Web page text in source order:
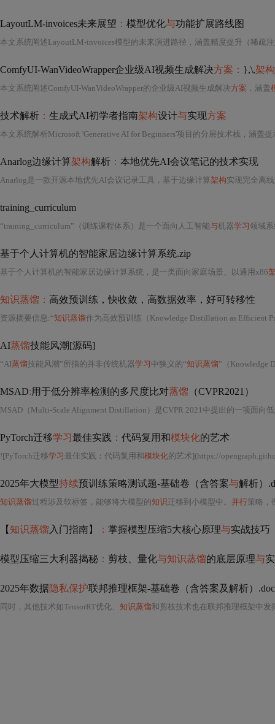
LayoutLM-invoices未来展望 ： 模型优化与功能扩展路线图
ComfyUI-WanVideoWrapper企业级AI视频生成解决方案： },\,架构
本文系统阐述ComfyUI-WanVideoWrapper的企业级AI视频生成解决方案 ，涵盖
技术解析 ： 生成式AI初学者指南架构设计与实现方案
Anarlog边缘计算架构解析 ： 本地优先AI会议笔记的技术实现
Anarlog是一款开源本地优先AI会议记录工具，基于边缘计算 架构实现完全离线运行。其核心
training_curriculum
“training_curriculum”（训练课程体系）是一个面向人工智能与机器学习领域系统化
基于个人计算机的智能家居边缘计算系统.zip
基于个人计算机的智能家居边缘计算系统，是一类面向家庭场景、以通用x86
知识蒸馏： 高效预训练，快收敛，高数据效率，好可转移性
资源摘要信息:“知识蒸馏作为高效预训练（Knowledge Distillation as Efficient
AI蒸馏技能风潮[源码]
“AI蒸馏技能风潮”所指的并非传统机器学习 中狭义的“知识蒸馏”（Knowledge
MSAD:用于低分辨率检测的多尺度比对蒸馏 （CVPR2021）
MSAD（Multi-Scale Alignment Distillation）是CVPR 2021中提出的一项面向
PyTorch迁移学习 最佳实践 ： 代码复用和模块化的艺术
![PyTorch迁移学习最佳实践 ： 代码复用和模块化的艺术](https://opengraph.githubassets.com/
2025年大模型持续预训练策略测试题-基础卷（含答案与解析）
知识蒸馏过程涉及软标签，能够将大模型的知识迁移到小模型中。 并行策略，
【 知识蒸馏 入门指南】 ： 掌握模型压缩5大核心原理与实战技巧
模型压缩三大利器揭秘 ： 剪枝、量化与知识蒸馏的底层原理与
2025年数据隐私保护联邦推理框架-基础卷（含答案及解析）
同时，其他技术如TensorRT优化、 知识蒸馏和剪枝技术也在联邦推理框架中发挥着重要作用，它们从不同角度优化模型结